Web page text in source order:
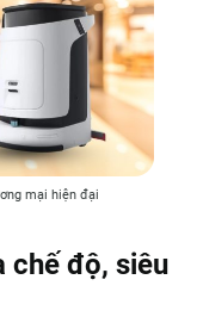
mại hiện đại
chế độ, siêu